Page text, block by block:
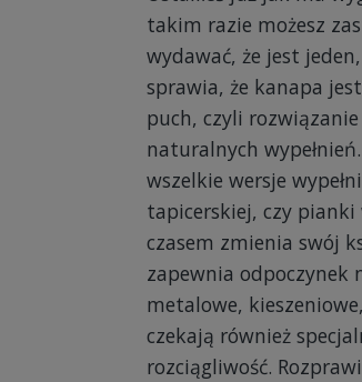
takim razie możesz
wydawać, że jest
sprawia, że kanapa
puch, czyli
naturalnych
wszelkie wersje
tapicerskiej, czy
czasem zmienia swój
zapewnia
metalowe,
czekają również
rozciągliwość.